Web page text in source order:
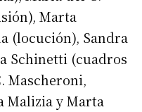
Marta
(locución), Sandra
Schinetti (cuadros
Mascheroni,
Malizia y Marta